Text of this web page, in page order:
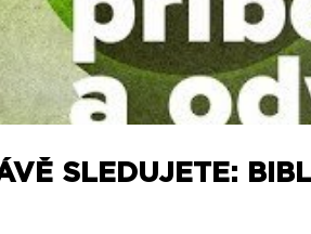
SLEDUJETE: